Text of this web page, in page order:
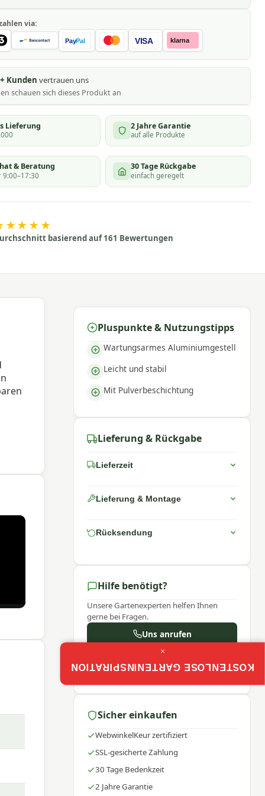
via:
PayPal VISA klarna
Kunden vertrauen uns
schauen sich dieses Produkt an
Lieferung 2 Jahre Garantie
auf alle Produkte
& Beratung
9:00–17:30
30 Tage Rückgabe
einfach geregelt
basierend auf 161 Bewertungen
Pluspunkte & Nutzungstipps
Wartungsarmes Aluminiumgestell
Leicht und stabil
Mit Pulverbeschichtung
Lieferung & Rückgabe
Lieferzeit
Lieferung & Montage
Rücksendung
Hilfe benötigt?
Unsere Gartenexperten helfen Ihnen
gerne bei Fragen.
Uns anrufen
Sicher einkaufen
WebwinkelKeur zertifiziert
SSL-gesicherte Zahlung
30 Tage Bedenkzeit
2 Jahre Garantie
KOSTENLOSE GARTENINSPIRATION
×